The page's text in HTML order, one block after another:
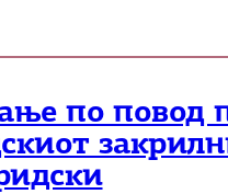
по повод